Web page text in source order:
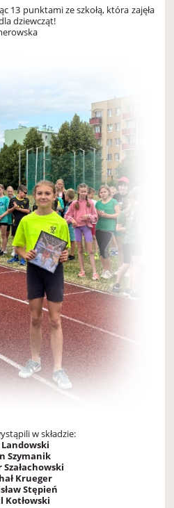
13 punktami ze szkołą, która zajęła
dziewcząt!
w składzie:
Landowski
Szymanik
Krueger
Stępień
Kotłowski